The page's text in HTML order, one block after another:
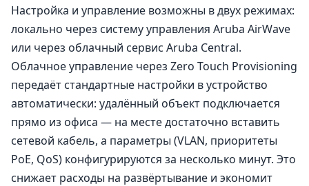
Настройка и управление возможны в двух режимах:
локально через систему управления Aruba AirWave
или через облачный сервис Aruba Central.
Облачное управление через Zero Touch Provisioning
передаёт стандартные настройки в устройство
автоматически: удалённый объект подключается
прямо из офиса — на месте достаточно вставить
сетевой кабель, а параметры (VLAN, приоритеты
PoE, QoS) конфигурируются за несколько минут. Это
снижает расходы на развёртывание и экономит